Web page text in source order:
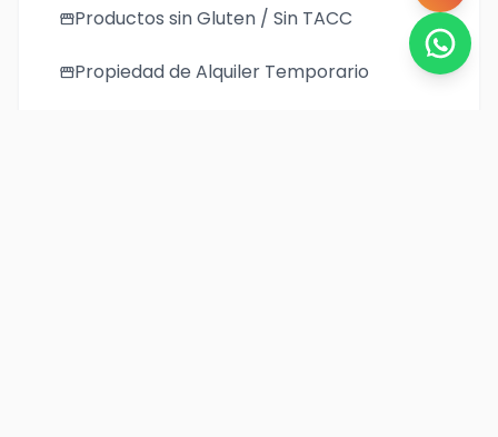
storefrontProductos sin Gluten / Sin TACC
storefrontPropiedad de Alquiler Temporario